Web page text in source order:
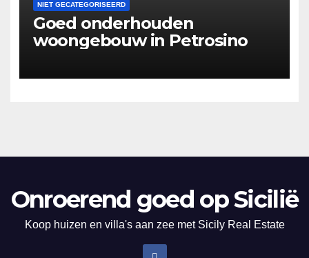
NIET GECATEGORISEERD
Goed onderhouden
woongebouw in Petrosino
Onroerend goed op Sicilië
Koop huizen en villa's aan zee met Sicily Real Estate